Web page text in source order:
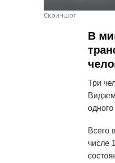
Скриншот
В
Три
Всего
числе